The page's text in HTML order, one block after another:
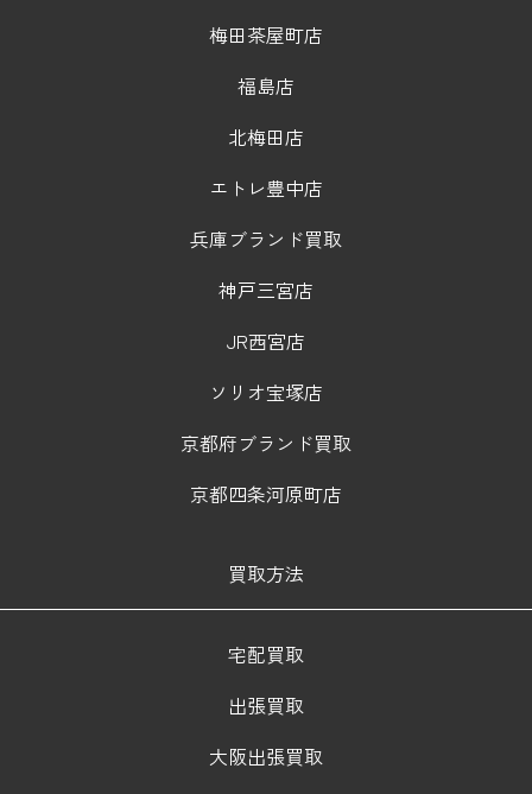
梅田茶屋町店
福島店
北梅田店
エトレ豊中店
兵庫ブランド買取
神戸三宮店
JR西宮店
ソリオ宝塚店
京都府ブランド買取
京都四条河原町店
買取方法
宅配買取
出張買取
大阪出張買取